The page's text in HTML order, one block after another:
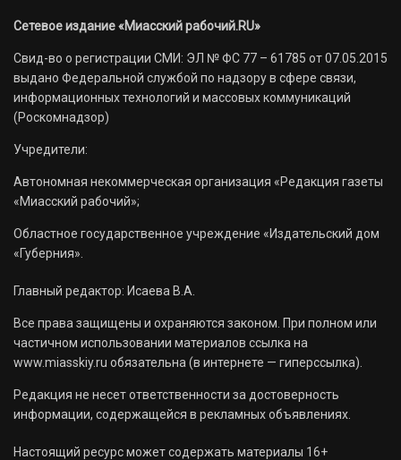
Сетевое издание «Миасский рабочий.RU»
Свид-во о регистрации СМИ: ЭЛ № ФС 77 – 61785 от 07.05.2015
выдано Федеральной службой по надзору в сфере связи,
информационных технологий и массовых коммуникаций
(Роскомнадзор)
Учредители:
Автономная некоммерческая организация «Редакция газеты
«Миасский рабочий»;
Областное государственное учреждение «Издательский дом
«Губерния».
Главный редактор: Исаева В.А.
Все права защищены и охраняются законом. При полном или
частичном использовании материалов ссылка на
www.miasskiy.ru обязательна (в интернете — гиперссылка).
Редакция не несет ответственности за достоверность
информации, содержащейся в рекламных объявлениях.
Настоящий ресурс может содержать материалы 16+